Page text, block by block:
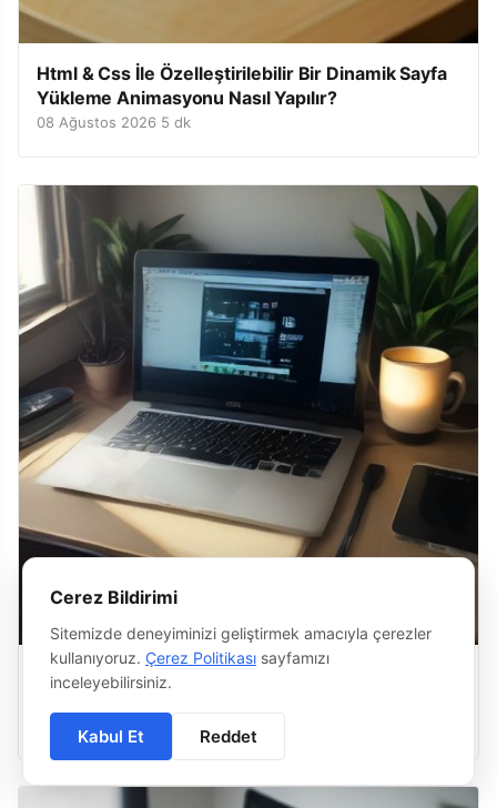
Html & Css İle Özelleştirilebilir Bir Dinamik Sayfa
Yükleme Animasyonu Nasıl Yapılır?
08 Ağustos 2026 5 dk
Html & Css İle Özelleştirilebilir Bir Kategori
Cerez Bildirimi
Sitemizde deneyiminizi geliştirmek amacıyla çerezler
kullanıyoruz. Çerez Politikası sayfamızı
inceleyebilirsiniz.
Kabul Et Reddet